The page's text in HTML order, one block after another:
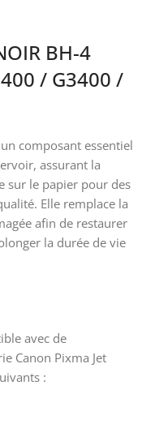
BH-4
/ G3400 /
composant essentiel
assurant la
sur le papier pour des
Elle remplace la
afin de restaurer
la durée de vie
avec de
Canon Pixma Jet
: